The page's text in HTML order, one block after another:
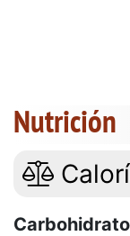
Nutrición